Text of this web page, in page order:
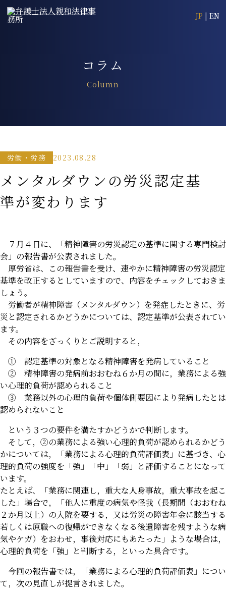
JP | EN
コラム
Column
労働・労務 2023.08.28
メンタルダウンの労災認定基
準が変わります
７月４日に、「精神障害の労災認定の基準に関する専門検討
会」の報告書が公表されました。
厚労省は、この報告書を受け、速やかに精神障害の労災認定
基準を改正するとしていますので、内容をチェックしておきま
しょう。
労働者が精神障害（メンタルダウン）を発症したときに、労
災と認定されるかどうかについては、認定基準が公表されてい
ます。
その内容をざっくりとご説明すると，
① 認定基準の対象となる精神障害を発病していること
② 精神障害の発病前おおむね６か月の間に，業務による強
い心理的負荷が認められること
③ 業務以外の心理的負荷や個体側要因により発病したとは
認められないこと
という３つの要件を満たすかどうかで判断します。
そして，②の業務による強い心理的負荷が認められるかどう
かについては，「業務による心理的負荷評価表」に基づき、心
理的負荷の強度を「強」「中」「弱」と評価することになって
います。
たとえば、「業務に関連し，重大な人身事故，重大事故を起こ
した」場合で，「他人に重度の病気や怪我（長期間（おおむね
２か月以上）の入院を要する，又は労災の障害年金に該当する
若しくは原職への復帰ができなくなる後遺障害を残すような病
気やケガ）をおわせ，事後対応にもあたった」ような場合は，
心理的負荷を「強」と判断する，といった具合です。
今回の報告書では，「業務による心理的負荷評価表」につい
て，次の見直しが提言されました。